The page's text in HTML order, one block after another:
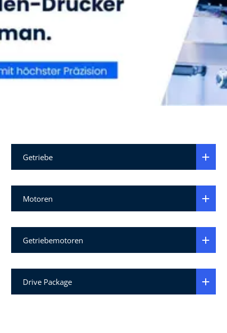
Getriebe
Motoren
Getriebemotoren
Drive Package